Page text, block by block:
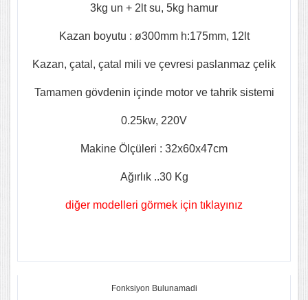
3kg un + 2lt su, 5kg hamur
Kazan boyutu : ø300mm h:175mm, 12lt
Kazan, çatal, çatal mili ve çevresi paslanmaz çelik
Tamamen gövdenin içinde motor ve tahrik sistemi
0.25kw, 220V
Makine Ölçüleri : 32x60x47cm
Ağırlık ..30 Kg
diğer modelleri görmek için tıklayınız
Fonksiyon Bulunamadi